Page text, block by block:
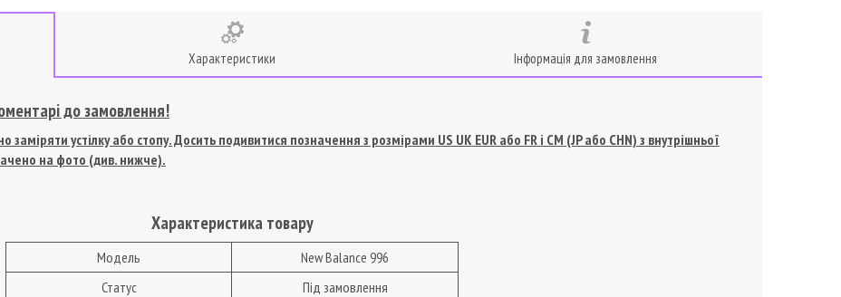
Характеристики Інформація для замовлення
до замовлення!
устілку або стопу. Досить подивитися позначення з розмірами US UK EUR або FR і СМ (JP або CHN) з внутрішньої
на фото (див. нижче).
Характеристика товару
Модель
New Balance 996
Статус
Під замовлення